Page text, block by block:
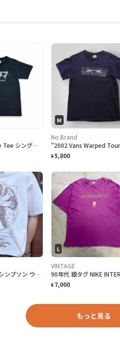
ONEITA vintage Tee シングルステッチ Tシャツ BOEING ボーイング
M
No Brand
¥5,800
古着 Simpsons シンプソン ウィトルウィウス的人体図 Tシャツ
L
VINTAGE
¥ 7,000
もっと見る